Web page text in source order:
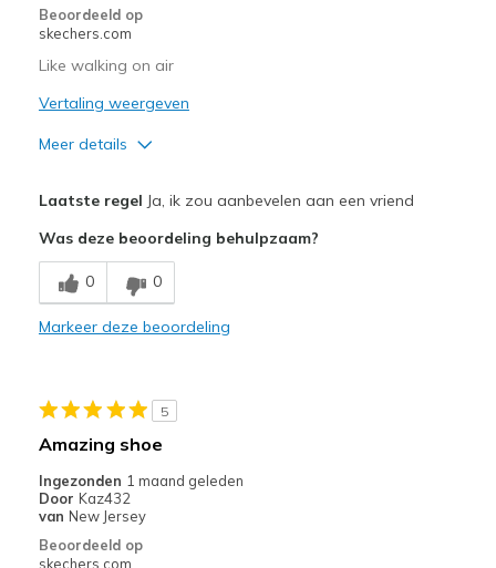
Beoordeeld op
skechers.com
Like walking on air
Vertaling weergeven
Meer details
Breathe Well
Comfortable
Beste toepassingen
Going Out
Width
Laatste regel Ja, ik zou aanbevelen aan een vriend
Was deze beoordeling behulpzaam?
0 0
Markeer deze beoordeling
5
Amazing shoe
Ingezonden 1 maand geleden
Door Kaz432
van New Jersey
Beoordeeld op
skechers.com